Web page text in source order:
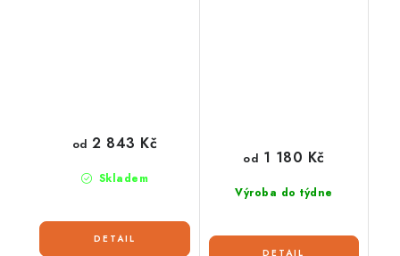
Skladem
od 2 843 Kč
Výroba do týdne
od 1 180 Kč